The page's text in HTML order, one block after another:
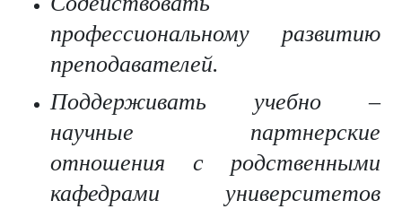
профессиональному развитию
преподавателей.
Поддерживать учебно –
научные партнерские
отношения с родственными
кафедрами университетов